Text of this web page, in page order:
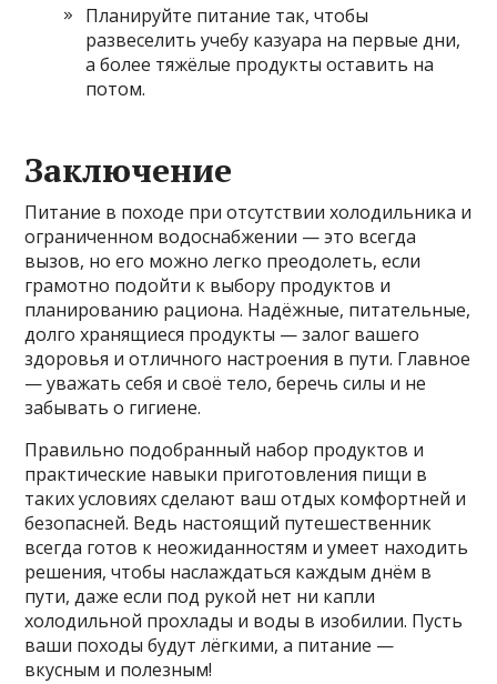
Планируйте питание так, чтобы
развеселить учебу казуара на первые дни,
а более тяжёлые продукты оставить на
потом.
Заключение
Питание в походе при отсутствии холодильника и
ограниченном водоснабжении — это всегда
вызов, но его можно легко преодолеть, если
грамотно подойти к выбору продуктов и
планированию рациона. Надёжные, питательные,
долго хранящиеся продукты — залог вашего
здоровья и отличного настроения в пути. Главное
— уважать себя и своё тело, беречь силы и не
забывать о гигиене.
Правильно подобранный набор продуктов и
практические навыки приготовления пищи в
таких условиях сделают ваш отдых комфортней и
безопасней. Ведь настоящий путешественник
всегда готов к неожиданностям и умеет находить
решения, чтобы наслаждаться каждым днём в
пути, даже если под рукой нет ни капли
холодильной прохлады и воды в изобилии. Пусть
ваши походы будут лёгкими, а питание —
вкусным и полезным!